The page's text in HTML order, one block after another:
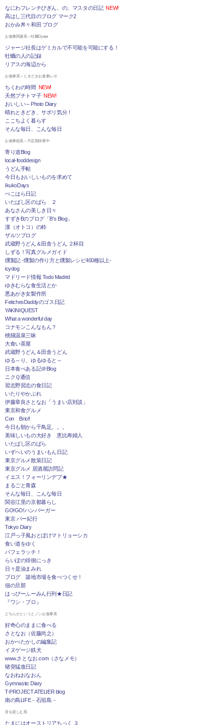
なにわフレンチびぎん、の、マスタの日記 NEW!
高はし三代目のブログ マーク2
おかみ丼々和田 ブログ
お食事関連系～牡蠣Oyster
ジャージ社長はゲミカルで不可能を可能にする！
牡蠣の人の記録
リアスの海辺から
お食事系～ときどきお食事レポ
ちくわの時間 NEW!
天然プチトマ子 NEW!
おいしい～Photo Diary
晴れときどき、サボリ気分！
ここちよく暮らす
そんな毎日、こんな毎日
お食事処系～不定期休業中
寄り道Blog
local-fooddesign
うどん手帖
今日もおいしいものを求めて
IkukoDays
ぺこはら日記
いたばし区のばら ２
あなさんの美しき日々
すずきBのブログ「B's Blog」
漢（オトコ）の粋
ザルツブログ
武蔵野うどん＆田舎うどん ２杯目
しずる！写真グルメガイド
燻製記 -燻製の作り方と燻製レシピ400種以上-
icydog
マドリード情報 Todo Madrid
ゆきむらな食生活とか
悪あがき女製作所
FetichesDaddyのゴス日記
YAKINIQUEST
What a wonderful day
コナモンこんなもん？
桃猫温泉三昧
大食い茶屋
武蔵野うどん＆田舎うどん
ゆる～り、ゆるゆると～
日本食べある記＠Blog
ニクＱ通信
習志野習志の食日記
いたりやかぶれ
伊藤章良さとなお「うまい店対談」
東京和食グルメ
Con Brio!!
今日も朝から千鳥足。。。
美味しいもの大好き 恵比寿婦人
いたばし区のばら
いずへいのうまいもん日記
東京グルメ散策日記
東京グルメ 居酒屋訪問記
イエス！フォーリンデブ★
まるごと青森
そんな毎日、こんな毎日
関谷江里の京都暮らし
GO!GO!ハンバーガー
東京 バー紀行
Tokyo Diary
江戸っ子風おとぼけマトリョーシカ
食い道をゆく
パフェラッチ！
らいぽの徘徊にっき
日々是油まみれ
ブログ 築地市場を食べつくせ！
佃の旦那
はっぴーふーみん行列★日記
『ワシ・ブロ』
どちらかというとノンお食事系
好奇心のままに食べる
さとなお（佐藤尚之）
おかべたかしの編集記
イヌゲージ鉄犬
www.さとなお.com（さなメモ）
猪突猛進日記
なおねおなおん
Gymnastic Diary
T-PROJECT ATELIER blog
南の島LIFE－石垣島－
音を楽しむ系
たまにはオーストリアちっく ３